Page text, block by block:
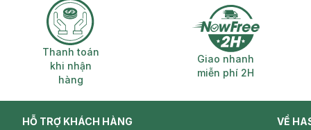
Thanh toán khi nhận hàng
Thanh toán
khi nhận
hàng
Giao nhanh
Giao nhanh
miễn phí 2H
HỖ TRỢ KHÁCH HÀNG VỀ